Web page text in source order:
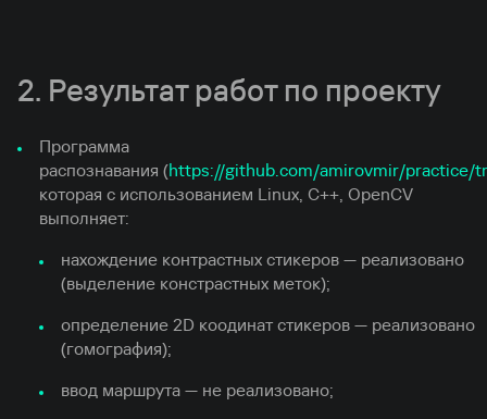
2. Результат работ по проекту
Программа
распознавания (https://github.com/amirovmir/practice/
которая с использованием Linux, C++, OpenCV
выполняет:
нахождение контрастных стикеров — реализовано
(выделение констрастных меток);
определение 2D коодинат стикеров — реализовано
(гомография);
ввод маршрута — не реализовано;